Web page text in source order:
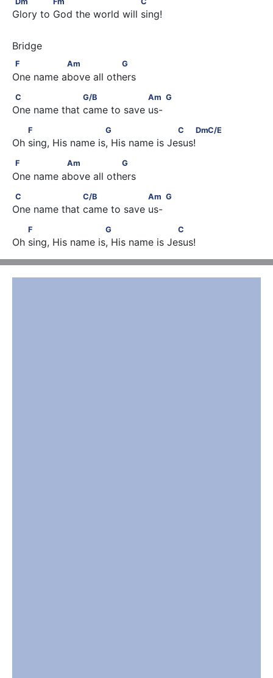
Glory to God the world will sing!
F               Am                 G
F Am G
One name above all others
C                   G/B                  Am         G
C G/B Am G
One name that came to save us-
F                      G                     C    Dm         C/E
F G C DmC/E
Oh sing, His name is, His name is Jesus!
F               Am                 G
F Am G
One name above all others
C                   C/B                  Am         G
C C/B Am G
One name that came to save us-
F                      G                     C
F G C
Oh sing, His name is, His name is Jesus!